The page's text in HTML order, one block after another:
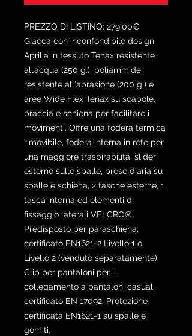
PREZZO DI LISTINO: 279.00€
Giacca con inconfondibile design
Aprilia in tessuto Tenax resistente
all’acqua (250 g.), poliammide
resistente all'abrasione (200 g.) e
aree Wide Flex Tenax su scapole,
braccia e schiena per facilitare i
movimenti. Offre una fodera termica
rimovibile, fodera interna in rete per
una maggiore traspirabilità, slider
esterno sulle spalle, prese d'aria su
spalle e schiena, 2 tasche esterne, 1
tasca interna ed elementi di
fissaggio laterali VELCRO®.
Predisposto per paraschiena,
certificato EN1621-2 Livello 1 o
Livello 2 (venduto separatamente).
Clip per pantaloni per il
collegamento a pantaloni casual,
certificato EN 17092. Protezione
certificata EN1621-1 su spalle e
gomiti.